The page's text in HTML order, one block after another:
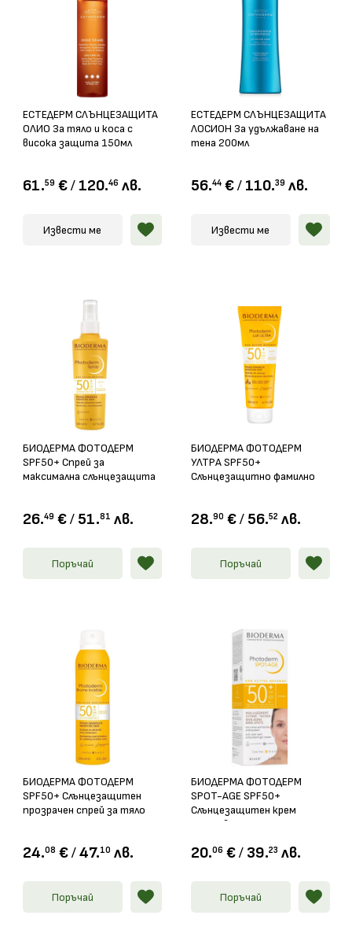
ЕСТЕДЕРМ СЛЪНЦЕЗАЩИТА
ОЛИО За тяло и коса с
висока защита 150мл
61.59 € / 120.46 лв.
Извести ме
ЕСТЕДЕРМ СЛЪНЦЕЗАЩИТА
ЛОСИОН За удължаване на
тена 200мл
56.44 € / 110.39 лв.
Извести ме
БИОДЕРМА ФОТОДЕРМ
SPF50+ Спрей за
максимална слънцезащита
26.49 € / 51.81 лв.
Поръчай
БИОДЕРМА ФОТОДЕРМ
УЛТРА SPF50+
Слънцезащитно фамилно
28.90 € / 56.52 лв.
Поръчай
БИОДЕРМА ФОТОДЕРМ
SPF50+ Слънцезащитен
прозрачен спрей за тяло
24.08 € / 47.10 лв.
Поръчай
БИОДЕРМА ФОТОДЕРМ
SPOT-AGE SPF50+
Слънцезащитен крем
против пигментни петна и
20.06 € / 39.23 лв.
Поръчай